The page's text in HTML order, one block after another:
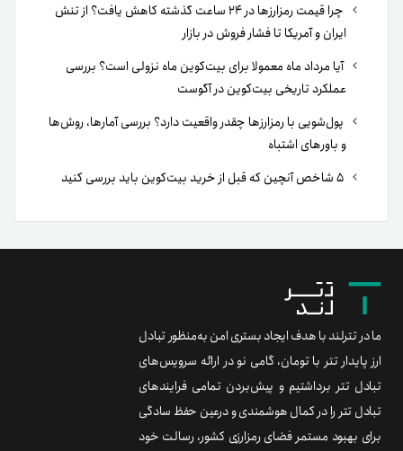
چرا قیمت رمزارزها در ۲۴ ساعت گذشته کاهش یافت؟ از تنش
ایران و آمریکا تا فشار فروش در بازار
آیا مرداد ماه معمولا برای بیت‌کوین ماه نزولی است؟ بررسی
عملکرد تاریخی بیت‌کوین در آگوست
پول‌شویی با رمزارزها چقدر واقعیت دارد؟ بررسی آمارها، روش‌ها
و باورهای اشتباه
ما در تترلند با هدف ایجاد بستری امن به‌منظور تبادل
ارز پایدار تتر با تومان، گامی نو در ارائه سرویس‌های
تبادل تتر برداشتیم و پیش‌بردن تمامی فرایندهای
تبادل تتر را در کمال هوشمندی و درعین حفظ سادگی
برای بهبود مستمر فضای رمزارزی کشور، رسالت خود